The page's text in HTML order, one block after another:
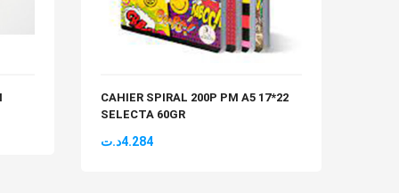
CAHIER SPIRAL 200P PM A5 17*22
SELECTA 60GR
4.284د.ت